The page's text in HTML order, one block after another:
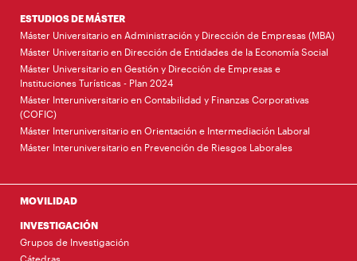
ESTUDIOS DE MÁSTER
Máster Universitario en Administración y Dirección de Empresas (MBA)
Máster Universitario en Dirección de Entidades de la Economía Social
Máster Universitario en Gestión y Dirección de Empresas e
Instituciones Turísticas - Plan 2024
Máster Interuniversitario en Contabilidad y Finanzas Corporativas
(COFIC)
Máster Interuniversitario en Orientación e Intermediación Laboral
Máster Interuniversitario en Prevención de Riesgos Laborales
MOVILIDAD
INVESTIGACIÓN
Grupos de Investigación
Cátedras